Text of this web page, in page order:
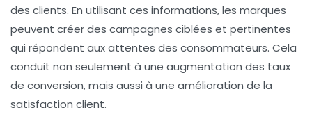
des clients. En utilisant ces informations, les marques
peuvent créer des campagnes ciblées et pertinentes
qui répondent aux attentes des consommateurs. Cela
conduit non seulement à une augmentation des taux
de conversion, mais aussi à une amélioration de la
satisfaction client.